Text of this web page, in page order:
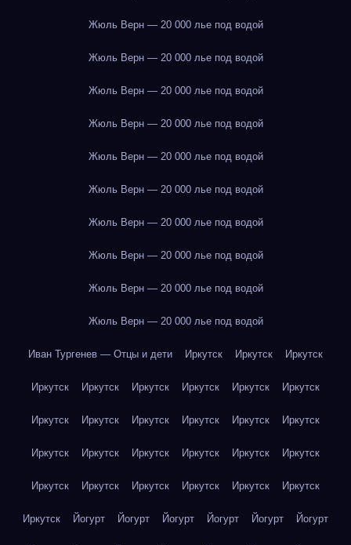
Жюль Верн — 20 000 лье под водой
Жюль Верн — 20 000 лье под водой
Жюль Верн — 20 000 лье под водой
Жюль Верн — 20 000 лье под водой
Жюль Верн — 20 000 лье под водой
Жюль Верн — 20 000 лье под водой
Жюль Верн — 20 000 лье под водой
Жюль Верн — 20 000 лье под водой
Жюль Верн — 20 000 лье под водой
Жюль Верн — 20 000 лье под водой
Иван Тургенев — Отцы и дети Иркутск Иркутск Иркутск
Иркутск Иркутск Иркутск Иркутск Иркутск Иркутск
Иркутск Иркутск Иркутск Иркутск Иркутск Иркутск
Иркутск Иркутск Иркутск Иркутск Иркутск Иркутск
Иркутск Иркутск Иркутск Иркутск Иркутск Иркутск
Иркутск Йогурт Йогурт Йогурт Йогурт Йогурт Йогурт